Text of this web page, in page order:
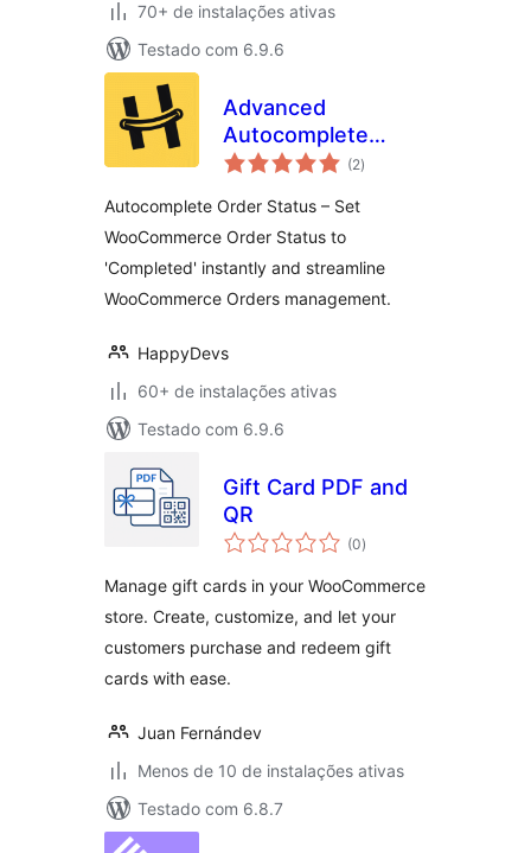
70+ de instalações ativas
Testado com 6.9.6
Advanced
Autocomplete
Orders for
By HappyDevs
(2total
de
)
Autocomplete Order Status – Set
WooCommerce Order Status to
'Completed' instantly and streamline
WooCommerce Orders management.
HappyDevs
60+ de instalações ativas
Testado com 6.9.6
Gift Card PDF and
QR
(0total
de
)
Manage gift cards in your WooCommerce
store. Create, customize, and let your
customers purchase and redeem gift
cards with ease.
Juan Fernándev
Menos de 10 de instalações ativas
Testado com 6.8.7